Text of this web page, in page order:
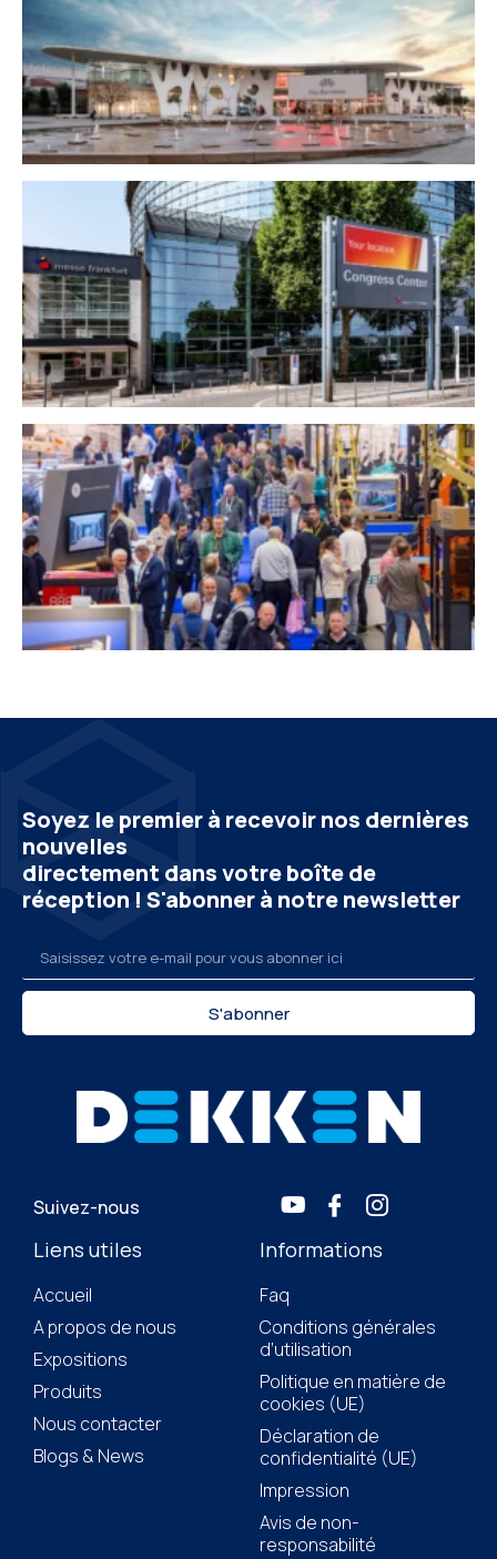
Soyez le premier à recevoir nos dernières
nouvelles
directement dans votre boîte de
réception ! S'abonner à notre newsletter
S'abonner
Suivez-nous
Liens utiles
Accueil
A propos de nous
Expositions
Produits
Nous contacter
Blogs & News
Informations
Faq
Conditions générales
d’utilisation
Politique en matière de
cookies (UE)
Déclaration de
confidentialité (UE)
Impression
Avis de non-
responsabilité